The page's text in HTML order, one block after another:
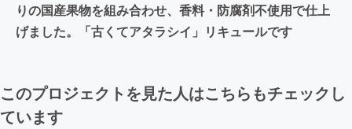
りの国産果物を組み合わせ、香料・防腐剤不使用で仕上
げました。「古くてアタラシイ」リキュールです
このプロジェクトを見た人はこちらもチェックし
ています